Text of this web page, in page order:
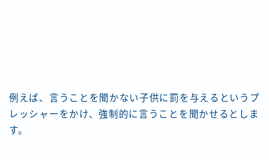
例えば、言うことを聞かない子供に罰を与えるというプ
レッシャーをかけ、強制的に言うことを聞かせるとしま
す。